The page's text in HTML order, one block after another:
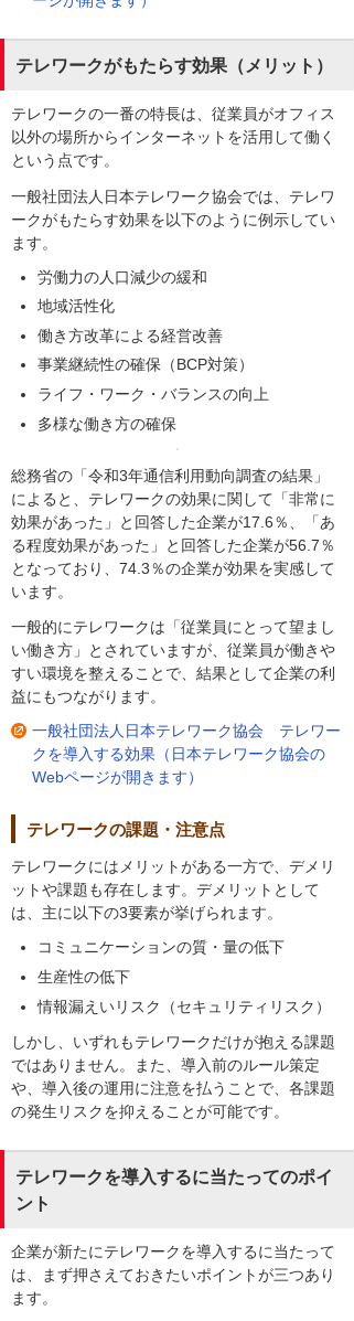
テレワークがもたらす効果（メリット）
テレワークの一番の特長は、従業員がオフィス
以外の場所からインターネットを活用して働く
という点です。
一般社団法人日本テレワーク協会では、テレワ
ークがもたらす効果を以下のように例示してい
ます。
労働力の人口減少の緩和
地域活性化
働き方改革による経営改善
事業継続性の確保（BCP対策）
ライフ・ワーク・バランスの向上
多様な働き方の確保
総務省の「令和3年通信利用動向調査の結果」
によると、テレワークの効果に関して「非常に
効果があった」と回答した企業が17.6％、「あ
る程度効果があった」と回答した企業が56.7％
となっており、74.3％の企業が効果を実感して
います。
一般的にテレワークは「従業員にとって望まし
い働き方」とされていますが、従業員が働きや
すい環境を整えることで、結果として企業の利
益にもつながります。
一般社団法人日本テレワーク協会 テレワー
クを導入する効果（日本テレワーク協会の
Webページが開きます）
テレワークの課題・注意点
テレワークにはメリットがある一方で、デメリ
ットや課題も存在します。デメリットとして
は、主に以下の3要素が挙げられます。
コミュニケーションの質・量の低下
生産性の低下
情報漏えいリスク（セキュリティリスク）
しかし、いずれもテレワークだけが抱える課題
ではありません。また、導入前のルール策定
や、導入後の運用に注意を払うことで、各課題
の発生リスクを抑えることが可能です。
テレワークを導入するに当たってのポイ
ント
企業が新たにテレワークを導入するに当たって
は、まず押さえておきたいポイントが三つあり
ます。